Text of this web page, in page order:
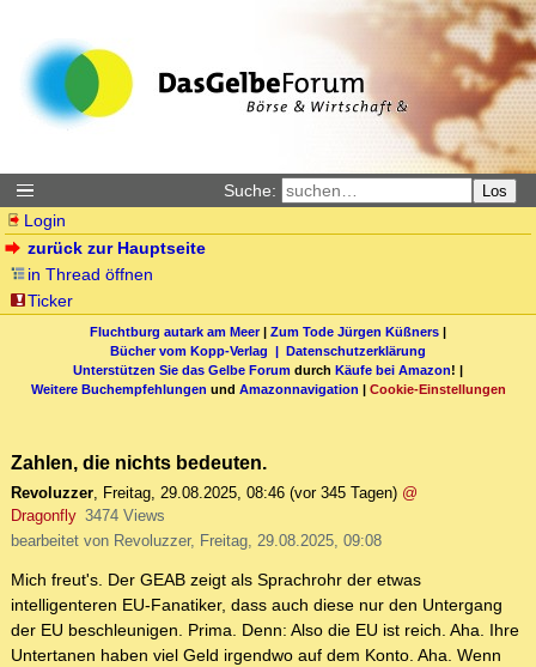
Suche: Los
Login
zurück zur Hauptseite
in Thread öffnen
Ticker
Fluchtburg autark am Meer| Zum Tode Jürgen Küßners |
Bücher vom Kopp-Verlag | Datenschutzerklärung
Unterstützen Sie das Gelbe Forum durch Käufe bei Amazon! |
Weitere Buchempfehlungen und Amazonnavigation | Cookie-Einstellungen
Zahlen, die nichts bedeuten.
Revoluzzer, Freitag, 29.08.2025, 08:46 (vor 345 Tagen) @
Dragonfly 3474 Views
bearbeitet von Revoluzzer, Freitag, 29.08.2025, 09:08
Mich freut's. Der GEAB zeigt als Sprachrohr der etwas
intelligenteren EU-Fanatiker, dass auch diese nur den Untergang
der EU beschleunigen. Prima. Denn: Also die EU ist reich. Aha. Ihre
Untertanen haben viel Geld irgendwo auf dem Konto. Aha. Wenn